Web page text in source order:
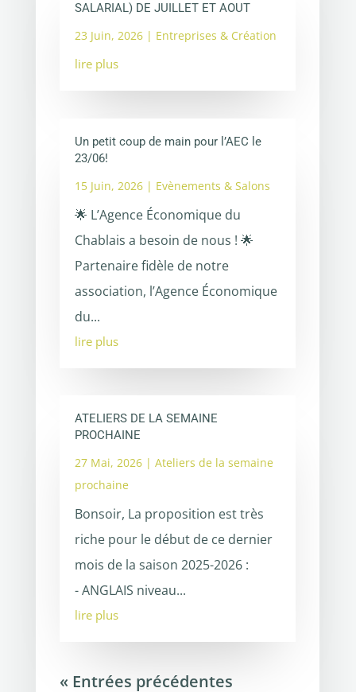
SALARIAL) DE JUILLET ET AOUT
23 Juin, 2026| Entreprises & Création
lire plus
Un petit coup de main pour l’AEC le
23/06!
15 Juin, 2026| Evènements & Salons
🌟 L’Agence Économique du
Chablais a besoin de nous ! 🌟
Partenaire fidèle de notre
association, l’Agence Économique
du...
lire plus
ATELIERS DE LA SEMAINE
PROCHAINE
27 Mai, 2026| Ateliers de la semaine
prochaine
Bonsoir, La proposition est très
riche pour le début de ce dernier
mois de la saison 2025-2026 :
- ANGLAIS niveau...
lire plus
« Entrées précédentes